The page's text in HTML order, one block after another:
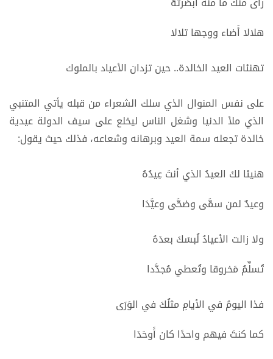
هلالا أَضاء ووجها تلالا
تهنئات العيد الخالدة.. حين تزدان الأعياد بالملوك
على نفس المنوال الذي سلك الشعراء من قبله يأتي المتنبي
الذي ملأ الدنيا وشغل الناس ليخلع على سيف الدولة عيدية
خالدة تجعله سمة العيد وبرهانه وشعاعه، فذلك حيث يقول:
هنيئا لكَ العيدُ الذي أنتَ عِيدُهُ
وعيدٌ لمن سمَّى وضحَّى وعيَّدَا
ولا زالت الأعيادُ لُبسَكَ بعدَهُ
تُسلِّمُ مَخروقا وتُعطي مُجدَّدا
فذا اليومُ في الأيامِ مثلُكَ في الوَرَى
كما كنتَ فيهم واحدًا كان أَوحَدَا